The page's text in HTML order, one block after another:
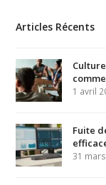
Articles Récents
1 avril
Fuite
31